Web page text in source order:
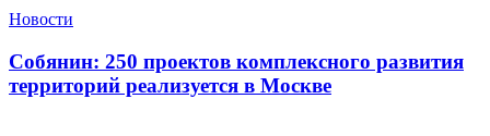
Новости
Собянин: 250 проектов комплексного развития
территорий реализуется в Москве